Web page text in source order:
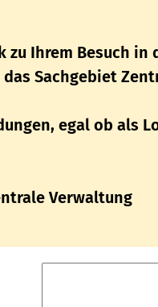
Ihrem Besuch in
Sachgebiet
egal ob als
Verwaltung